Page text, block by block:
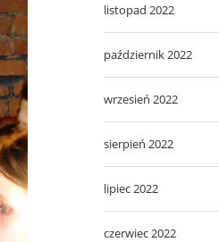
listopad 2022
październik 2022
wrzesień 2022
sierpień 2022
lipiec 2022
czerwiec 2022